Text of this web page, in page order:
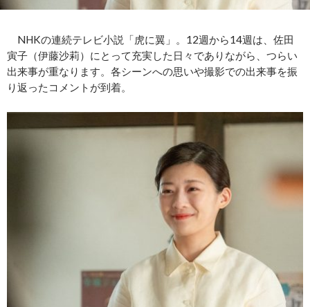
NHKの連続テレビ小説「虎に翼」。12週から14週は、佐田
寅子（伊藤沙莉）にとって充実した日々でありながら、つらい
出来事が重なります。各シーンへの思いや撮影での出来事を振
り返ったコメントが到着。